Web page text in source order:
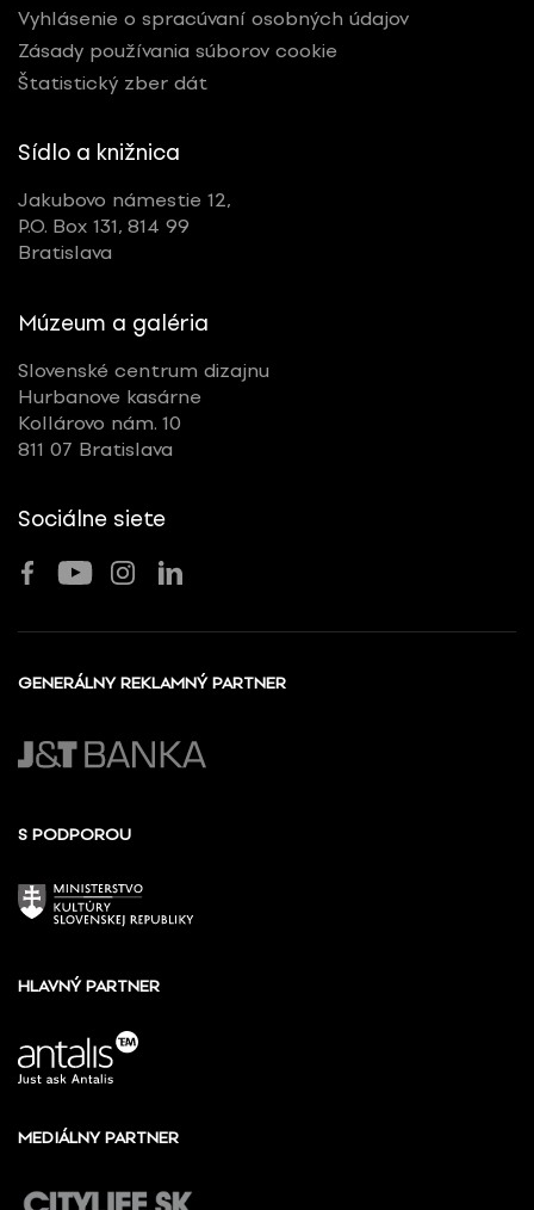
Vyhlásenie o spracúvaní osobných údajov
Zásady používania súborov cookie
Štatistický zber dát
Sídlo a knižnica
Jakubovo námestie 12,
P.O. Box 131, 814 99
Bratislava
Múzeum a galéria
Slovenské centrum dizajnu
Hurbanove kasárne
Kollárovo nám. 10
811 07 Bratislava
Sociálne siete
GENERÁLNY REKLAMNÝ PARTNER
S PODPOROU
HLAVNÝ PARTNER
MEDIÁLNY PARTNER